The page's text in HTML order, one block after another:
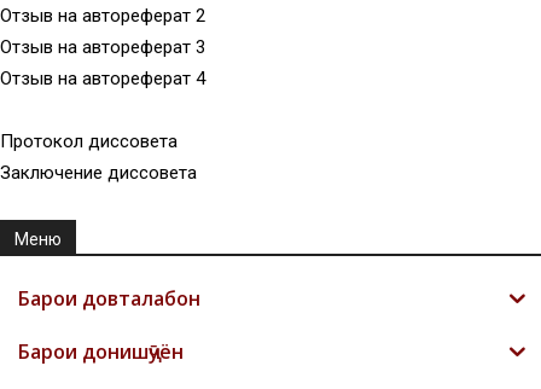
Отзыв на автореферат 2
Отзыв на автореферат 3
Отзыв на автореферат 4
Протокол диссовета
Заключение диссовета
Меню
Барои довталабон
Барои донишҷӯён